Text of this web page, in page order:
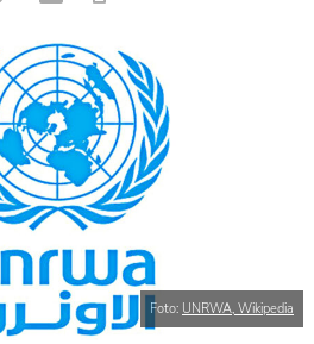
Foto: UNRWA, Wikipedia